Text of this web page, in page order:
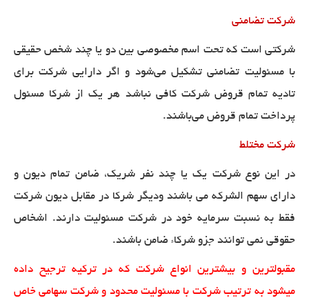
شرکت تضامنی
شرکتی است که تحت اسم مخصوصی بین دو یا چند شخص حقیقی
با مسئولیت تضامنی تشکیل می‌شود و اگر دارایی شرکت برای
تادیه تمام قروض شرکت کافی نباشد هر یک از شرکا مسئول
پرداخت تمام قروض می‌باشند.
شرکت مختلط
در این نوع شرکت یک یا چند نفر شریک، ضامن تمام دیون و
دارای سهم الشرکه می باشند ودیگر شرکا در مقابل دیون شرکت
فقط به نسبت سرمایه خود در شرکت مسئولیت دارند. اشخاص
حقوقی نمی توانند جزو شرکاء ضامن باشند.
مقبولترین و بیشترین انواع شرکت که در ترکیه ترجیح داده
میشود به ترتیب شرکت با مسئولیت محدود و شرکت سهامی خاص